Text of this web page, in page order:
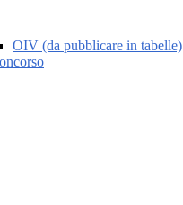
OIV (da pubblicare in tabelle)